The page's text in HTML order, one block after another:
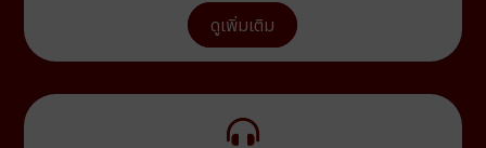
ดูเพิ่มเติม